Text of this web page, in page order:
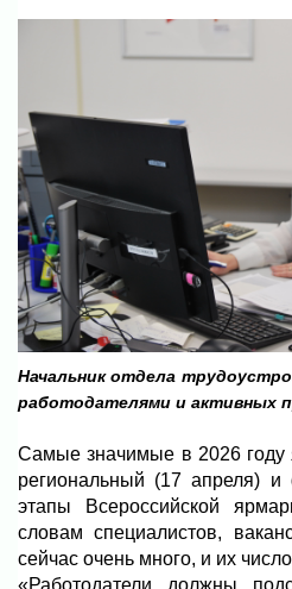
Начальник отдела
работодателями и активных
Самые значимые в 2026 году
региональный (17 апреля)
этапы Всероссийской
словам специалистов,
сейчас очень много, и их
«Работодатели должны